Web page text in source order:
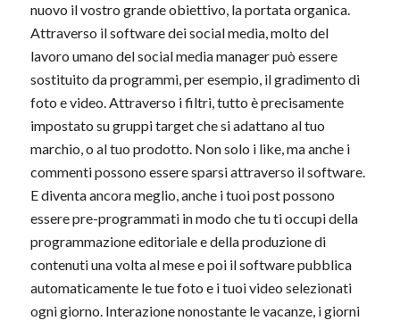
nuovo il vostro grande obiettivo, la portata organica.
Attraverso il software dei social media, molto del
lavoro umano del social media manager può essere
sostituito da programmi, per esempio, il gradimento di
foto e video. Attraverso i filtri, tutto è precisamente
impostato su gruppi target che si adattano al tuo
marchio, o al tuo prodotto. Non solo i like, ma anche i
commenti possono essere sparsi attraverso il software.
E diventa ancora meglio, anche i tuoi post possono
essere pre-programmati in modo che tu ti occupi della
programmazione editoriale e della produzione di
contenuti una volta al mese e poi il software pubblica
automaticamente le tue foto e i tuoi video selezionati
ogni giorno. Interazione nonostante le vacanze, i giorni